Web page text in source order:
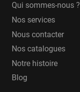
Qui sommes-nous ?
Nos services
Nous contacter
Nos catalogues
Notre histoire
Blog